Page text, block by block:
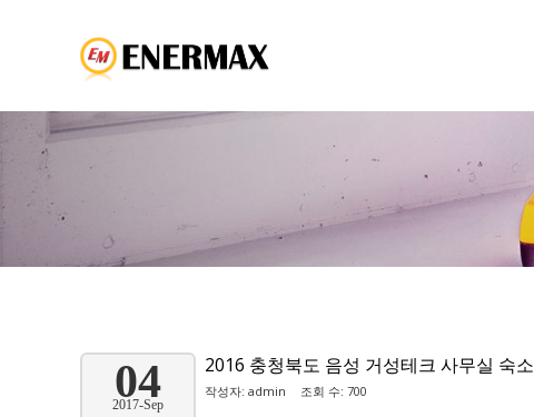
04
2017-Sep
2016 충청북도 음성 거성테크 사무실 숙소
작성자: admin 조회 수: 700